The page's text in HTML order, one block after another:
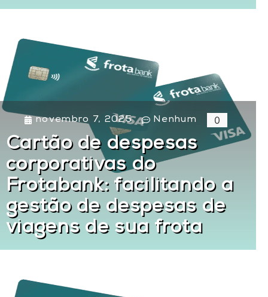
novembro 7, 2025 Nenhum 0
Cartão de despesas
corporativas do
Frotabank: facilitando a
gestão de despesas de
viagens de sua frota